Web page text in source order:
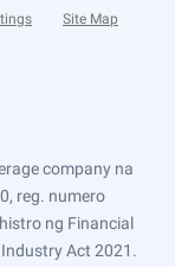
Site Map
company na
reg. numero
ng Financial
Act 2021.